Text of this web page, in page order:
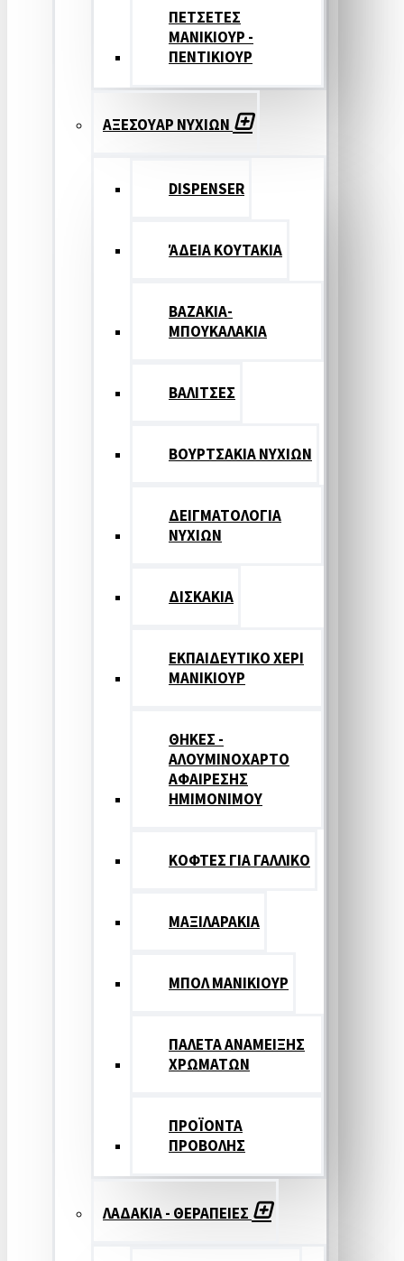
ΠΕΤΣΕΤΕΣ
ΜΑΝΙΚΙΟΥΡ -
ΠΕΝΤΙΚΙΟΥΡ
ΑΞΕΣΟΥΑΡ ΝΥΧΙΩΝ
DISPENSER
ΆΔΕΙΑ ΚΟΥΤΑΚΙΑ
ΒΑΖΑΚΙΑ-
ΜΠΟΥΚΑΛΑΚΙΑ
ΒΑΛΙΤΣΕΣ
ΒΟΥΡΤΣΑΚΙΑ ΝΥΧΙΩΝ
ΔΕΙΓΜΑΤΟΛΟΓΙΑ
ΝΥΧΙΩΝ
ΔΙΣΚΑΚΙΑ
ΕΚΠΑΙΔΕΥΤΙΚΟ ΧΕΡΙ
ΜΑΝΙΚΙΟΥΡ
ΘΗΚΕΣ -
ΑΛΟΥΜΙΝΟΧΑΡΤΟ
ΑΦΑΙΡΕΣΗΣ
ΗΜΙΜΟΝΙΜΟΥ
ΚΟΦΤΕΣ ΓΙΑ ΓΑΛΛΙΚΟ
ΜΑΞΙΛΑΡΑΚΙΑ
ΜΠΟΛ ΜΑΝΙΚΙΟΥΡ
ΠΑΛΕΤΑ ΑΝΑΜΕΙΞΗΣ
ΧΡΩΜΑΤΩΝ
ΠΡΟΪΟΝΤΑ
ΠΡΟΒΟΛΗΣ
ΛΑΔΑΚΙΑ - ΘΕΡΑΠΕΙΕΣ